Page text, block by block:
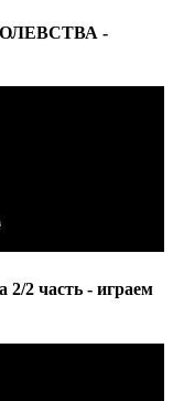
-
2/2 часть - играем